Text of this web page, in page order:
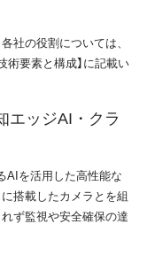
社の役割については、
術要素と構成】に記載い
エッジAI・クラ
AIを活用した高性能な
搭載したカメラとを組
ず監視や安全確保の達